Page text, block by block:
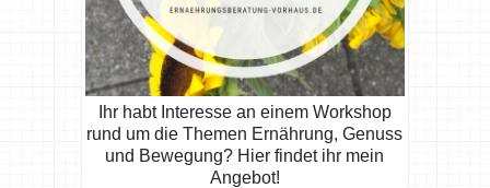
Ihr habt Interesse an einem Workshop
rund um die Themen Ernährung, Genuss
und Bewegung? Hier findet ihr mein
Angebot!